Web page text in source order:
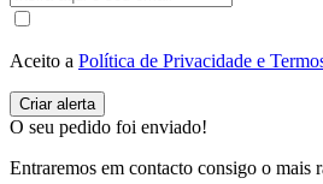
Aceito a Política de Privacidade e
O seu pedido foi enviado!
Entraremos em contacto consigo o mais